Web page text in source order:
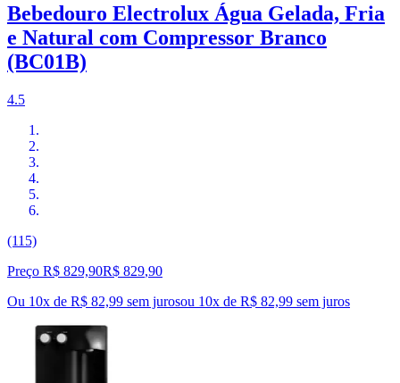
Bebedouro Electrolux Água Gelada, Fria
e Natural com Compressor Branco
(BC01B)
4.5
(115)
Preço R$ 829,90R$ 829,90
Ou 10x de R$ 82,99 sem jurosou 10x de R$ 82,99 sem juros